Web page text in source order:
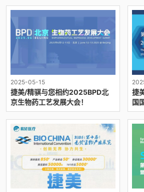
2025-05-15
捷美/精骐与您相约2025BPD北
京生物药工艺发展大会！
捷
国
春